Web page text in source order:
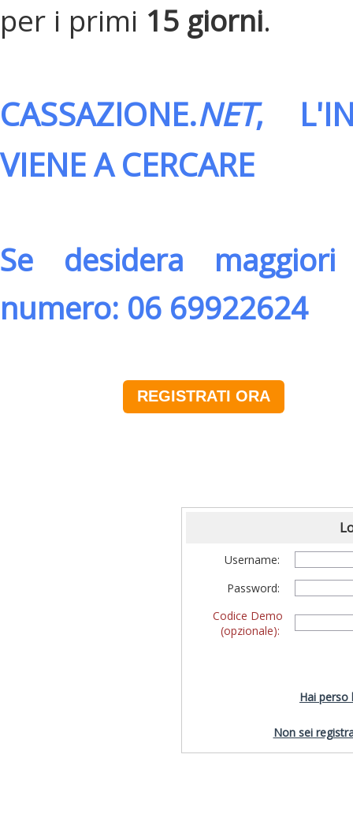
per i primi 15 giorni.
CASSAZIONE.NET,
VIENE A CERCARE
Se desidera
numero: 06 69922624
REGISTRATI ORA
Username:
Password:
Codice Demo
(opzionale):
Hai perso
Non sei